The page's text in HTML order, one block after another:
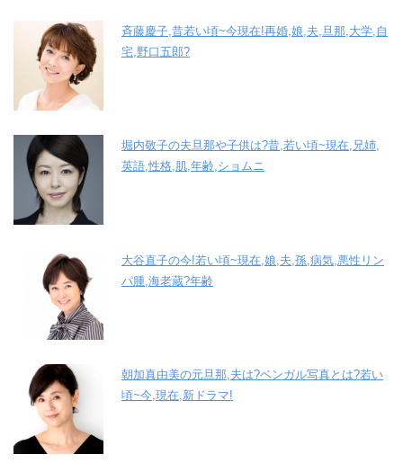
斉藤慶子,昔若い頃~今現在!再婚,娘,夫,旦那,大学,自
宅,野口五郎?
堀内敬子の夫旦那や子供は?昔,若い頃~現在,兄姉,
英語,性格,肌,年齢,ショムニ
大谷直子の今!若い頃~現在,娘,夫,孫,病気,悪性リン
パ腫,海老蔵?年齢
朝加真由美の元旦那,夫は?ベンガル写真とは?若い
頃~今,現在,新ドラマ!